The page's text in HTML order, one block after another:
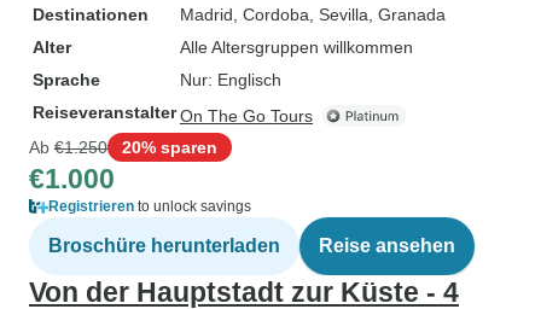
Destinationen
Madrid , Cordoba , Sevilla , Granada
Alter
Alle Altersgruppen willkommen
Sprache
Nur: Englisch
ReiseveranstalterOn The Go Tours
Ab €1.250 20% sparen
€1.000
Registrieren to unlock savings
Broschüre herunterladen Reise ansehen
Von der Hauptstadt zur Küste - 4